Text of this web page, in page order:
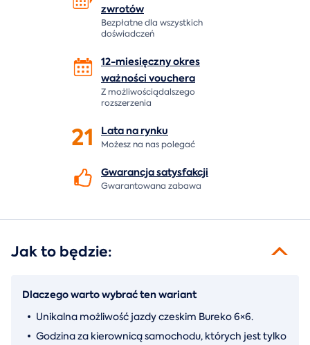
zwrotów
Bezpłatne dla wszystkich
doświadczeń
12-miesięczny okres
ważności vouchera
Z możliwościądalszego
rozszerzenia
21 Lata narynku
Możesz na nas polegać
Gwarancjasatysfakcji
Gwarantowana zabawa
Jak to będzie:
Dlaczego warto wybrać ten wariant
Unikalna możliwość jazdy czeskim Bureko 6×6.
Godzina za kierownicą samochodu, których jest tylko